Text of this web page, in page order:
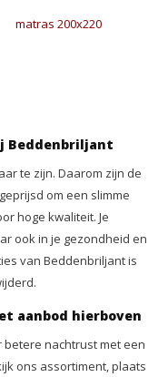
matras 200x220
Beddenbriljant
te zijn. Daarom zijn de
om een slimme
hoge kwaliteit. Je
ook in je gezondheid en
van Beddenbriljant is
aanbod hierboven
betere nachtrust met een
ons assortiment, plaats